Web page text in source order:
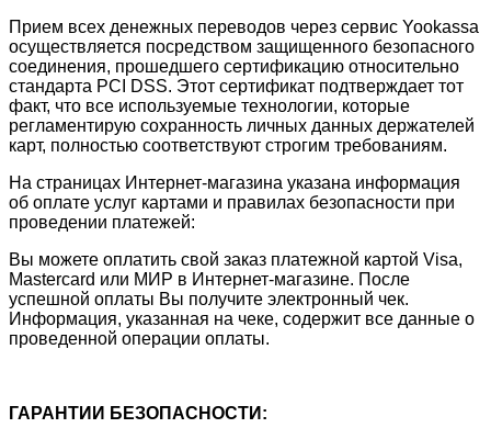
Прием всех денежных переводов через сервис Yookassa
осуществляется посредством защищенного безопасного
соединения, прошедшего сертификацию относительно
стандарта PCI DSS. Этот сертификат подтверждает тот
факт, что все используемые технологии, которые
регламентирую сохранность личных данных держателей
карт, полностью соответствуют строгим требованиям.
На страницах Интернет-магазина указана информация
об оплате услуг картами и правилах безопасности при
проведении платежей:
Вы можете оплатить свой заказ платежной картой Visa,
Mastercard или МИР в Интернет-магазине. После
успешной оплаты Вы получите электронный чек.
Информация, указанная на чеке, содержит все данные о
проведенной операции оплаты.
ГАРАНТИИ БЕЗОПАСНОСТИ: